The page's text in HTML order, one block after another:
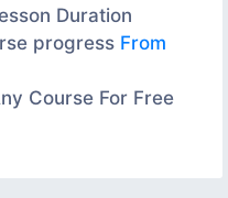
Duration
progress From
Course For Free